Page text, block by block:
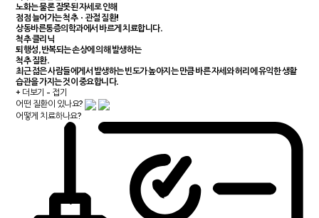
노화는 물론 잘못된 자세로 인해
점점 늘어가는 척추ㆍ관절 질환!
상동바른통증의학과에서 바르게 치료합니다.
척추 클리닉
퇴행성, 반복되는 손상에 의해 발생하는
척추 질환.
최근 젊은 사람들에게서 발생하는 빈도가 높아지는 만큼바른 자세와 허리에 유익한 생활
습관을 가지는 것이 중요합니다.
+ 더보기 - 접기
어떤 질환이 있나요?
어떻게 치료하나요?